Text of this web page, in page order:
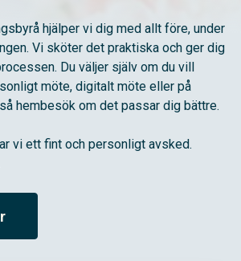
hjälper vi dig med allt före, under
Vi sköter det praktiska och ger dig
Du väljer själv om du vill
möte, digitalt möte eller på
hembesök om det passar dig bättre.
vi ett fint och personligt avsked.